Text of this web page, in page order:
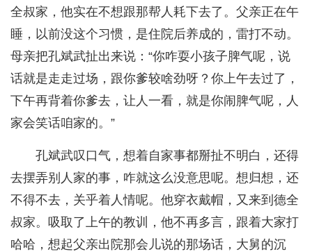
全叔家，他实在不想跟那帮人耗下去了。父亲正在午
睡，以前没这个习惯，是住院后养成的，雷打不动。
母亲把孔斌武扯出来说：“你咋耍小孩子脾气呢，说
话就是走走过场，跟你爹较啥劲呀？你上午去过了，
下午再背着你爹去，让人一看，就是你闹脾气呢，人
家会笑话咱家的。”
孔斌武叹口气，想着自家事都掰扯不明白，还得
去摆弄别人家的事，咋就这么没意思呢。想归想，还
不得不去，关乎着人情呢。他穿衣戴帽，又来到德全
叔家。吸取了上午的教训，他不再多言，跟着大家打
哈哈，想起父亲出院那会儿说的那场话，大舅的沉